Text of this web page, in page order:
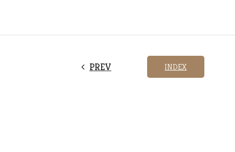
PREV INDEX